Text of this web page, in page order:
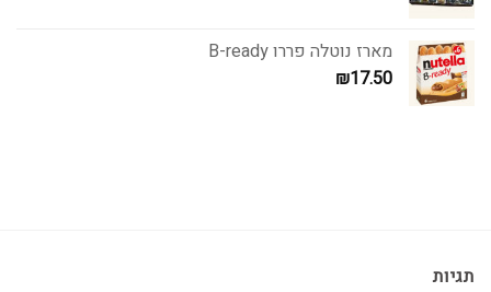
מארז נוטלה פררו B-ready
₪17.50
תגיות